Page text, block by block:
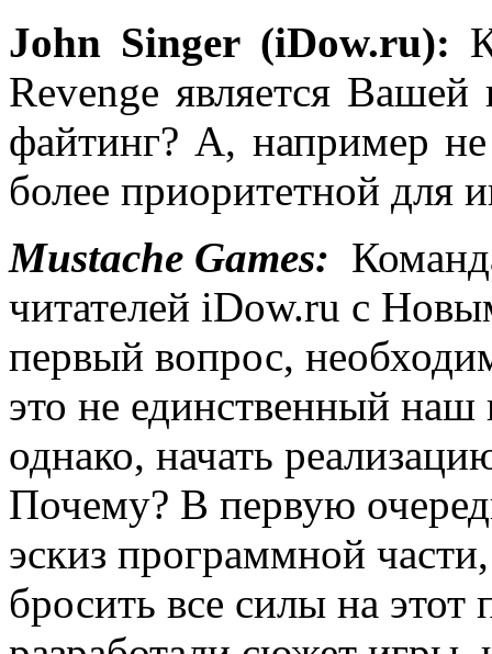
John Singer (iDow.ru):
Revenge является
файтинг? А, например не
более приоритетной для
Mustache Games:
читателей iDow.ru с
первый вопрос,
это не единственный наш
однако, начать
Почему? В первую
эскиз программной
бросить все силы на